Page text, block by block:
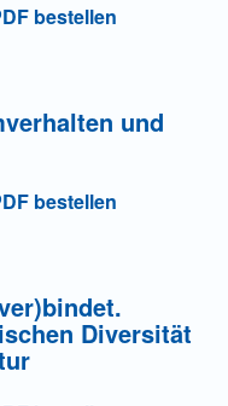
bestellen
und
bestellen
Diversität